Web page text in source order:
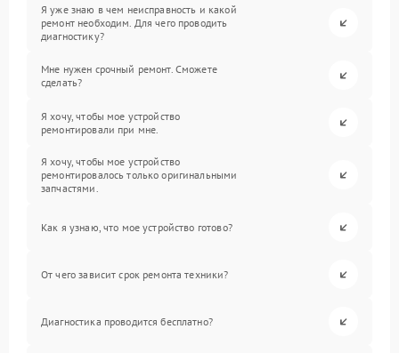
Я уже знаю в чем неисправность и какой
ремонт необходим. Для чего проводить
диагностику?
Мне нужен срочный ремонт. Сможете
сделать?
Я хочу, чтобы мое устройство
ремонтировали при мне.
Я хочу, чтобы мое устройство
ремонтировалось только оригинальными
запчастями.
Как я узнаю, что мое устройство готово?
От чего зависит срок ремонта техники?
Диагностика проводится бесплатно?